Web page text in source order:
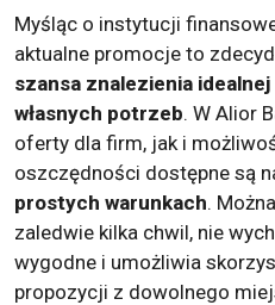
Myśląc o instytucji
aktualne promocje to
szansa znalezienia
własnych potrzeb. W Alior
oferty dla firm, jak i
oszczędności dostępne są
prostych warunkach.
zaledwie kilka chwil, nie
wygodne i umożliwia
propozycji z dowolnego